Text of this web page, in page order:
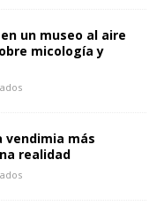
un museo al aire
micología y
vendimia más
realidad